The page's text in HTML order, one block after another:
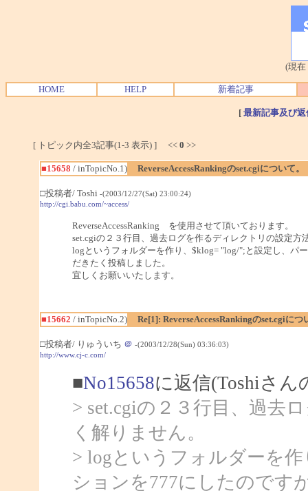
(現在
HOME HELP 新着記事
[ 最新記事及び
[ トピック内全3記事(1-3 表示) ] << 0 >>
■15658 / inTopicNo.1) ReverseAccessRankingのset.cgiについて。
□投稿者/ Toshi -(2003/12/27(Sat) 23:00:24)
http://cgi.babu.com/~access/
ReverseAccessRanking を使用させて頂いております。
set.cgiの２３行目、過去ログを作るディレクトリの設定方
logというフォルダーを作り、$klog= "log/";と設定し、パ
だきたく投稿しました。
宜しくお願いいたします。
■15662 / inTopicNo.2) Re[1]: ReverseAccessRankingのset.cgiにつ
□投稿者/ りゅういち ＠ -(2003/12/28(Sun) 03:36:03)
http://www.cj-c.com/
■No15658に返信(Toshiさん
> set.cgiの２３行目、過去
く解りません。
> logというフォルダーを
ションを777にしたのです